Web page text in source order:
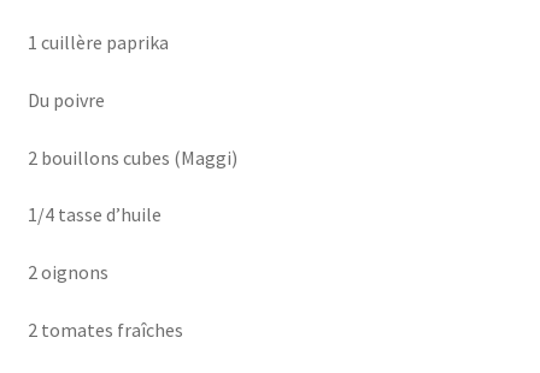
1 cuillère paprika
Du poivre
2 bouillons cubes (Maggi)
1/4 tasse d’huile
2 oignons
2 tomates fraîches